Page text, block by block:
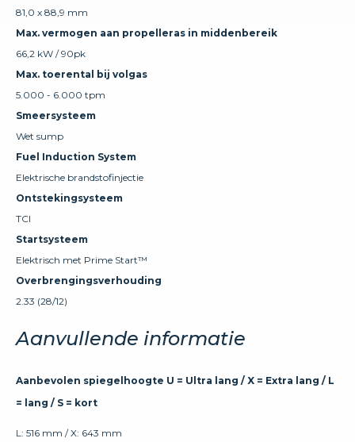
81,0 x 88,9 mm
Max. vermogen aan propelleras in middenbereik
66,2 kW / 90pk
Max. toerental bij volgas
5.000 - 6.000 tpm
Smeersysteem
Wet sump
Fuel Induction System
Elektrische brandstofinjectie
Ontstekingsysteem
TCI
Startsysteem
Elektrisch met Prime Start™
Overbrengingsverhouding
2.33 (28/12)
Aanvullende informatie
Aanbevolen spiegelhoogte U = Ultra lang / X = Extra lang / L
= lang / S = kort
L: 516 mm / X: 643 mm